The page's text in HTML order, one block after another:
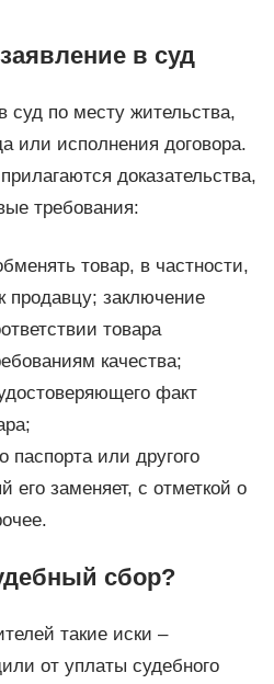
в суд
суд по месту жительства,
или исполнения договора.
доказательства,
требования:
товар, в частности,
продавцу; заключение
товара
качества;
факт
паспорта или другого
его заменяет, с отметкой о
сбор?
такие иски –
от уплаты судебного